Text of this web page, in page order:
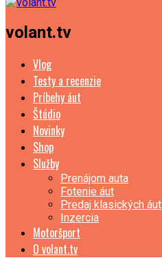
volant.tv
Vlog
Testy a recenzie
Príbehy áut
Štúdio
Novinky
Shop
Služby
Prenájom auta
Fotenie áut
Predaj klasických áut
Inzercia
Motoršport
O volant.tv